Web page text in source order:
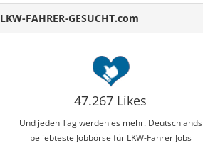
LKW-FAHRER-GESUCHT.com
47.267 Likes
Und jeden Tag werden es mehr. Deutschlands
beliebteste Jobbörse für LKW-Fahrer Jobs